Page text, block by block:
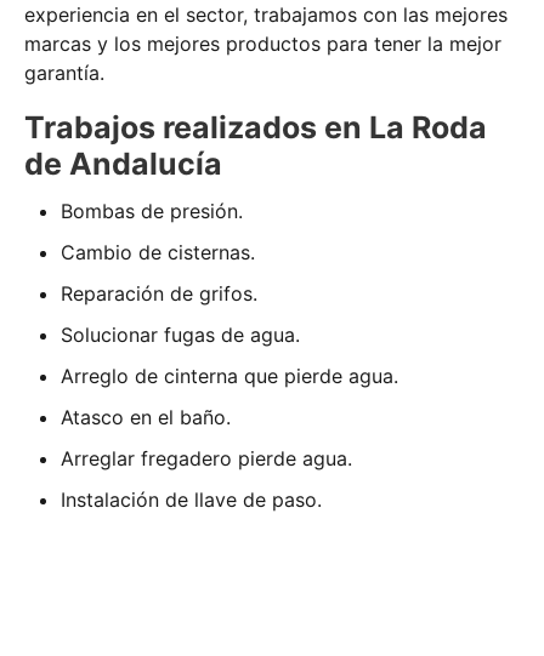
experiencia en el sector, trabajamos con las mejores
marcas y los mejores productos para tener la mejor
garantía.
Trabajos realizados en La Roda
de Andalucía
Bombas de presión.
Cambio de cisternas.
Reparación de grifos.
Solucionar fugas de agua.
Arreglo de cinterna que pierde agua.
Atasco en el baño.
Arreglar fregadero pierde agua.
Instalación de llave de paso.